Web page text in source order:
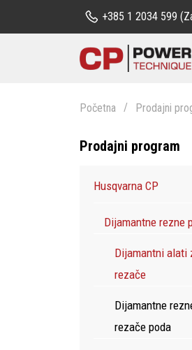
+385 1 2034 599
Početna Prodajni
Prodajni program
Husqvarna CP
Dijamantne rezne
Dijamantni alati
rezače
Dijamantne
rezače poda